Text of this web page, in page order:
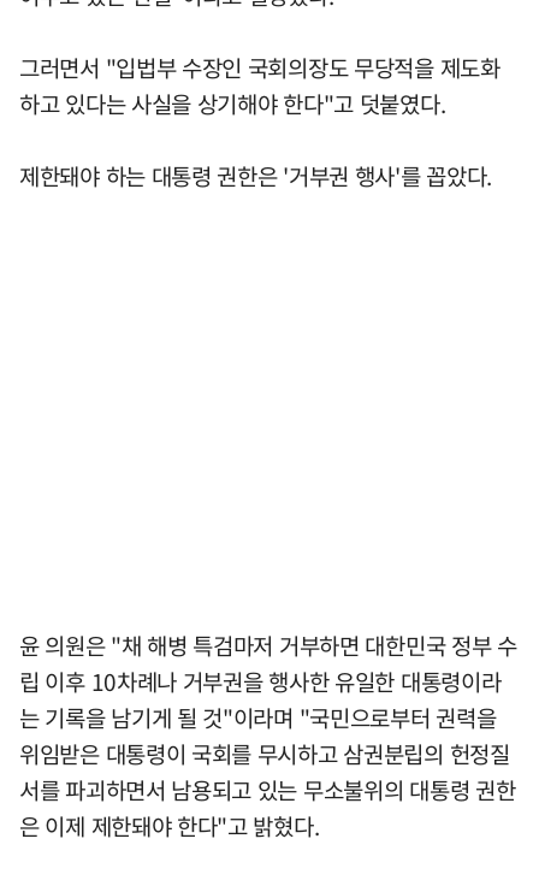
그러면서 "입법부 수장인 국회의장도 무당적을 제도화
하고 있다는 사실을 상기해야 한다"고 덧붙였다.
제한돼야 하는 대통령 권한은 '거부권 행사'를 꼽았다.
윤 의원은 "채 해병 특검마저 거부하면 대한민국 정부 수
립 이후 10차례나 거부권을 행사한 유일한 대통령이라
는 기록을 남기게 될 것"이라며 "국민으로부터 권력을
위임받은 대통령이 국회를 무시하고 삼권분립의 헌정질
서를 파괴하면서 남용되고 있는 무소불위의 대통령 권한
은 이제 제한돼야 한다"고 밝혔다.